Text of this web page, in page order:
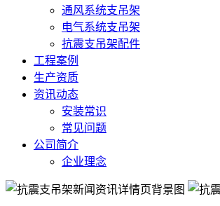
通风系统支吊架
电气系统支吊架
抗震支吊架配件
工程案例
生产资质
资讯动态
安装常识
常见问题
公司简介
企业理念